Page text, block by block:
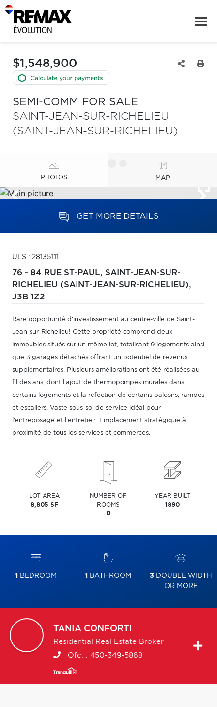
$1,548,900
SEMI-COMM FOR SALE
SAINT-JEAN-SUR-RICHELIEU
(SAINT-JEAN-SUR-RICHELIEU)
PHOTOS MAP
GET MORE DETAILS
ULS : 28135111
76 - 84 RUE ST-PAUL, SAINT-JEAN-SUR-
RICHELIEU (SAINT-JEAN-SUR-RICHELIEU),
J3B 1Z2
Rare opportunité d'investissement au centre-ville de Saint-
Jean-sur-Richelieu! Cette propriété comprend deux
immeubles situés sur un même lot, totalisant 9 logements ainsi
que 3 garages détachés offrant un potentiel de revenus
supplémentaires. Plusieurs améliorations ont été réalisées au
fil des ans, dont l'ajout de thermopompes murales dans
certains logements et la réfection de certains balcons, rampes
et escaliers. Vaste sous-sol de service idéal pour
l'entreposage et l'entretien. Emplacement stratégique à
proximité de tous les services et commerces.
LOT AREA
8,805 SF
NUMBER OF
ROOMS
0
YEAR BUILT
1890
1 BEDROOM 1 BATHROOM 3 DOUBLE WIDTH
OR MORE
TANIA CONFORTI
Residential Real Estate Broker
Ofc. : 450-349-5868